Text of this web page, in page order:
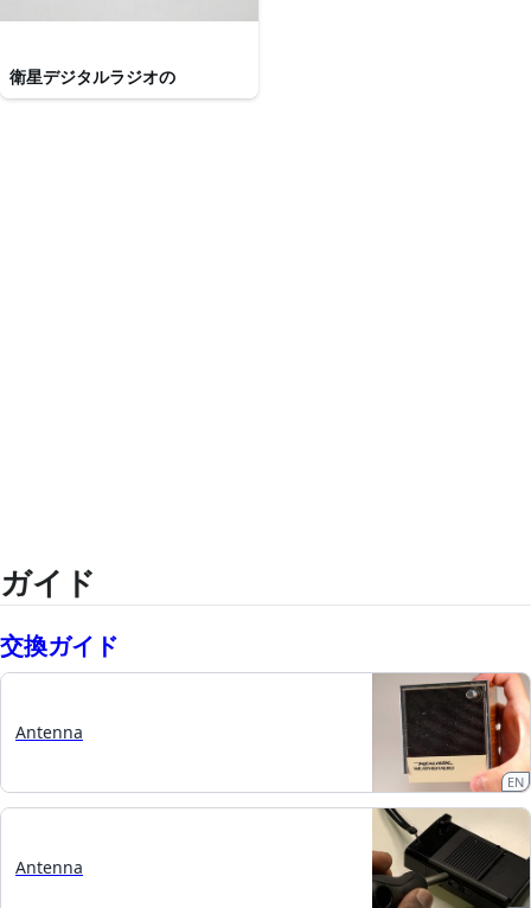
衛星デジタルラジオの
ガイド
交換ガイド
Antenna
EN
Antenna